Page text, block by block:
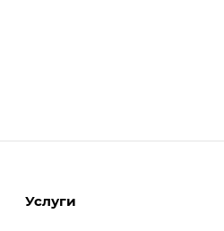
Услуги